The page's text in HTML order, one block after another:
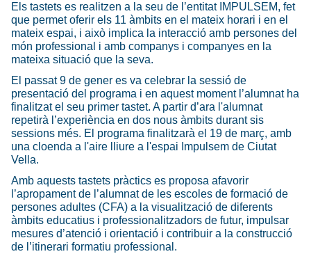
Els tastets es realitzen a la seu de l’entitat IMPULSEM, fet
que permet oferir els 11 àmbits en el mateix horari i en el
mateix espai, i això implica la interacció amb persones del
món professional i amb companys i companyes en la
mateixa situació que la seva.
El passat 9 de gener es va celebrar la sessió de
presentació del programa i en aquest moment l’alumnat ha
finalitzat el seu primer tastet. A partir d’ara l'alumnat
repetirà l’experiència en dos nous àmbits durant sis
sessions més. El programa finalitzarà el 19 de març, amb
una cloenda a l'aire lliure a l'espai Impulsem de Ciutat
Vella.
Amb aquests tastets pràctics es proposa afavorir
l’apropament de l’alumnat de les escoles de formació de
persones adultes (CFA) a la visualització de diferents
àmbits educatius i professionalitzadors de futur, impulsar
mesures d’atenció i orientació i contribuir a la construcció
de l’itinerari formatiu professional.